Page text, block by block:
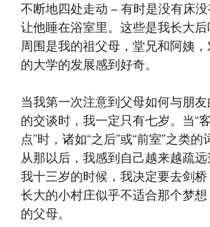
不断地四处走动 – 有时是没有床没
让他睡在浴室里。这些是我长大后
周围是我的祖父母，堂兄和阿姨
的大学的发展感到好奇。
当我第一次注意到父母如何与朋
的交谈时，我一定只有七岁。当“
点”时，诸如“之后”或“前室”之类的
从那以后，我感到自己越来越疏
我十三岁的时候，我决定要去剑
长大的小村庄似乎不适合那个梦
的父母。